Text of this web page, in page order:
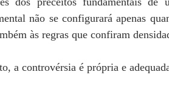
não se configurará apenas
às regras que confiram
a controvérsia é própria e